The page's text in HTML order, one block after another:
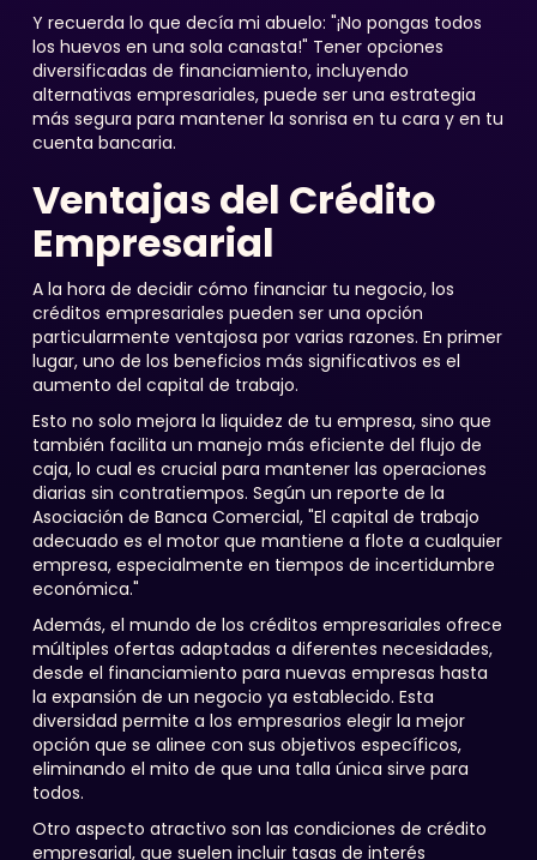
Y recuerda lo que decía mi abuelo: "¡No pongas todos
los huevos en una sola canasta!" Tener opciones
diversificadas de financiamiento, incluyendo
alternativas empresariales, puede ser una estrategia
más segura para mantener la sonrisa en tu cara y en tu
cuenta bancaria.
Ventajas del Crédito
Empresarial
A la hora de decidir cómo financiar tu negocio, los
créditos empresariales pueden ser una opción
particularmente ventajosa por varias razones. En primer
lugar, uno de los beneficios más significativos es el
aumento del capital de trabajo.
Esto no solo mejora la liquidez de tu empresa, sino que
también facilita un manejo más eficiente del flujo de
caja, lo cual es crucial para mantener las operaciones
diarias sin contratiempos. Según un reporte de la
Asociación de Banca Comercial, "El capital de trabajo
adecuado es el motor que mantiene a flote a cualquier
empresa, especialmente en tiempos de incertidumbre
económica."
Además, el mundo de los créditos empresariales ofrece
múltiples ofertas adaptadas a diferentes necesidades,
desde el financiamiento para nuevas empresas hasta
la expansión de un negocio ya establecido. Esta
diversidad permite a los empresarios elegir la mejor
opción que se alinee con sus objetivos específicos,
eliminando el mito de que una talla única sirve para
todos.
Otro aspecto atractivo son las condiciones de crédito
empresarial, que suelen incluir tasas de interés